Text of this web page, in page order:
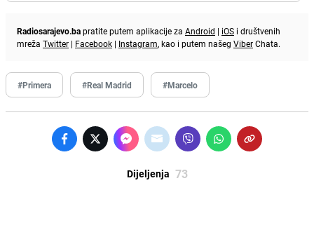
Radiosarajevo.bapratite putem aplikacije za Android | iOS i društvenih
mreža Twitter | Facebook | Instagram, kao i putem našeg ViberChata.
#Primera #Real Madrid #Marcelo
Dijeljenja 73